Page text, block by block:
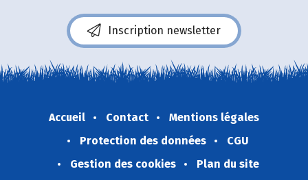
Inscription newsletter
Accueil Contact
Mentions légales
Protection des données
CGU
Gestion des cookies
Plan du site